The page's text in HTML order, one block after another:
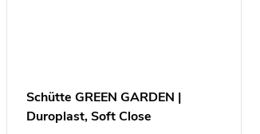
Schütte GREEN GARDEN |
Duroplast, Soft Close